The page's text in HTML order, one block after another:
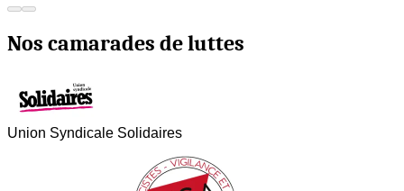
Nos camarades de luttes
Union Syndicale Solidaires